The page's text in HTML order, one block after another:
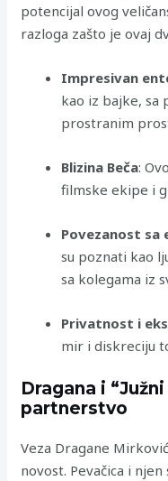
potencijal ovog
razloga zašto je ovaj
Impresivan
kao iz bajke, sa
prostranim
Blizina Beča:
filmske ekipe i
Povezanost sa
su poznati kao
sa kolegama iz
Privatnost i
mir i diskreciju
Dragana i
partnerstvo
Veza Dragane
novost. Pevačica i